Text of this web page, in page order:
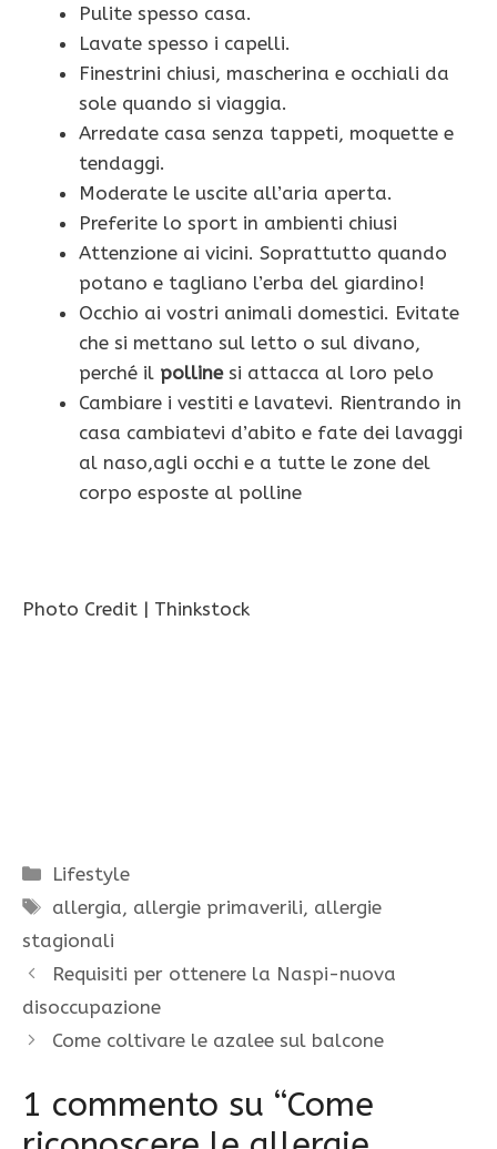
Pulite spesso casa.
Lavate spesso i capelli.
Finestrini chiusi, mascherina e occhiali da
sole quando si viaggia.
Arredate casa senza tappeti, moquette e
tendaggi.
Moderate le uscite all’aria aperta.
Preferite lo sport in ambienti chiusi
Attenzione ai vicini. Soprattutto quando
potano e tagliano l’erba del giardino!
Occhio ai vostri animali domestici. Evitate
che si mettano sul letto o sul divano,
perché il pollinesi attacca al loro pelo
Cambiare i vestiti e lavatevi. Rientrando in
casa cambiatevi d’abito e fate dei lavaggi
al naso,agli occhi e a tutte le zone del
corpo esposte al polline
Photo Credit | Thinkstock
Categorie
Lifestyle
Tag
allergia, allergie primaverili, allergie
stagionali
Requisiti per ottenere la Naspi-nuova
disoccupazione
Come coltivare le azalee sul balcone
1 commento su “Come